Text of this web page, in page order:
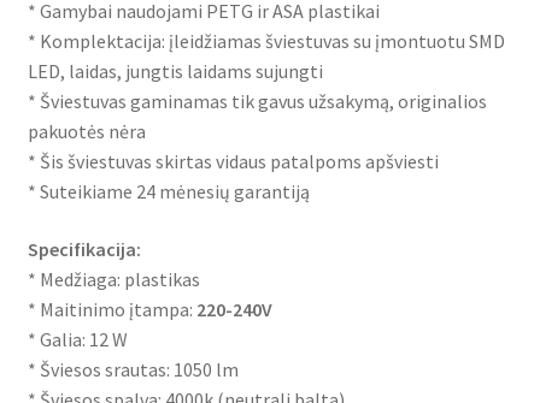
* Gamybai naudojami PETG ir ASA plastikai
* Komplektacija: įleidžiamas šviestuvas su įmontuotu SMD
LED, laidas, jungtis laidams sujungti
* Šviestuvas gaminamas tik gavus užsakymą, originalios
pakuotės nėra
* Šis šviestuvas skirtas vidaus patalpoms apšviesti
* Suteikiame 24 mėnesių garantiją
Specifikacija:
* Medžiaga: plastikas
* Maitinimo įtampa: 220-240V
* Galia: 12 W
* Šviesos srautas: 1050 lm